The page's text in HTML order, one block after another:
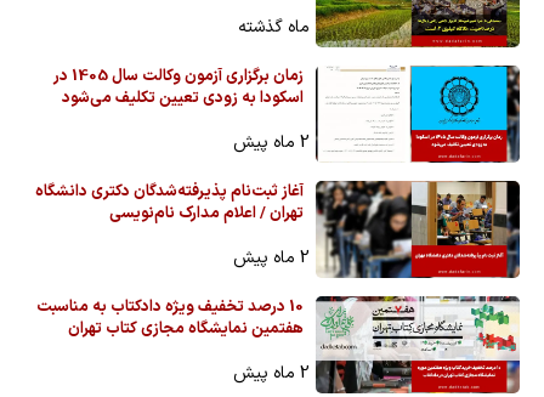
ماه گذشته
زمان برگزاری آزمون وکالت سال 1405 در
اسکودا به زودی تعیین تکلیف می‌شود
2 ماه پیش
آغاز ثبت‌نام پذیرفته‌شدگان دکتری دانشگاه
تهران / اعلام مدارک نام‌نویسی
2 ماه پیش
10 درصد تخفیف ویژه دادکتاب به مناسبت
هفتمین نمایشگاه مجازی کتاب تهران
2 ماه پیش